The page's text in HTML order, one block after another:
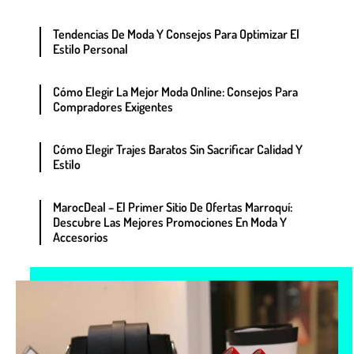
Tendencias De Moda Y Consejos Para Optimizar El
Estilo Personal
Cómo Elegir La Mejor Moda Online: Consejos Para
Compradores Exigentes
Cómo Elegir Trajes Baratos Sin Sacrificar Calidad Y
Estilo
MarocDeal – El Primer Sitio De Ofertas Marroquí:
Descubre Las Mejores Promociones En Moda Y
Accesorios